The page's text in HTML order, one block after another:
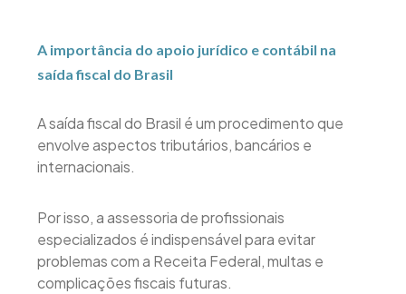
A importância do apoio jurídico e contábil na
saída fiscal do Brasil
A saída fiscal do Brasil é um procedimento que
envolve aspectos tributários, bancários e
internacionais.
Por isso, a assessoria de profissionais
especializados é indispensável para evitar
problemas com a Receita Federal, multas e
complicações fiscais futuras.